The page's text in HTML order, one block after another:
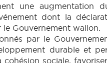
une augmentation
dont la
Gouvernement wallon.
par le
durable et
sociale,